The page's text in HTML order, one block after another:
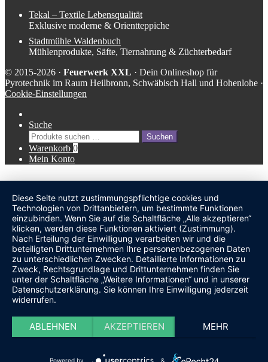
Tekal – Textile Lebensqualität
Exklusive moderne & Orientteppiche
Stadtmühle Waldenbuch
Mühlenprodukte, Säfte, Tiernahrung & Züchterbedarf
© 2015-2026 · Feuerwerk XXL · Dein Onlineshop für
Pyrotechnik im Raum Heilbronn, Schwäbisch Hall und Hohenlohe ·
Cookie-Einstellungen
Suche
Suche
nach:
Suchen
Warenkorb 0
Mein Konto
Diese Seite nutzt zustimmungspflichtige cookies und
Technologien von Drittanbietern, um bestimmte Funktionen
einzubinden. Wenn Sie auf die Schaltfläche „Alle akzeptieren“
klicken, werden diese Funktionen aktiviert (Zustimmung).
Nach Erteilung der Einwilligung verarbeiten wir und die
beteiligten Drittunternehmen Ihre personenbezogenen Daten
zu unterschiedlichen Zwecken. Detaillierte Informationen zu
Zweck, Rechtsgrundlage und Drittunternehmen finden Sie
unter der Schaltfläche „Weitere Informationen“ und in unserer
Datenschutzerklärung. Sie können Ihre Einwilligung jederzeit
widerrufen.
ABLEHNEN AKZEPTIEREN MEHR
Powered by &
undefined